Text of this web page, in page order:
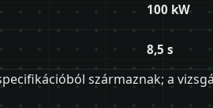
100 kW
8,5 s
származnak; a